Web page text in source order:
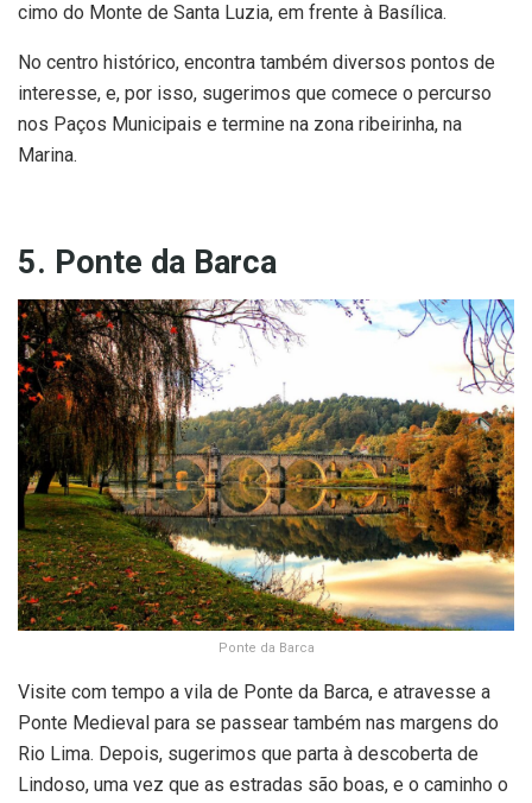
cimo do Monte de Santa Luzia, em frente à Basílica.
No centro histórico, encontra também diversos pontos de
interesse, e, por isso, sugerimos que comece o percurso
nos Paços Municipais e termine na zona ribeirinha, na
Marina.
5. Ponte da Barca
Ponte da Barca
Visite com tempo a vila de Ponte da Barca, e atravesse a
Ponte Medieval para se passear também nas margens do
Rio Lima. Depois, sugerimos que parta à descoberta de
Lindoso, uma vez que as estradas são boas, e o caminho o